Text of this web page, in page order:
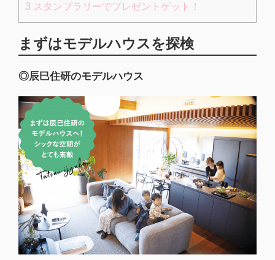
3 スタンプラリーでプレゼントゲット！
まずはモデルハウスを探検
◎辰巳住研のモデルハウス